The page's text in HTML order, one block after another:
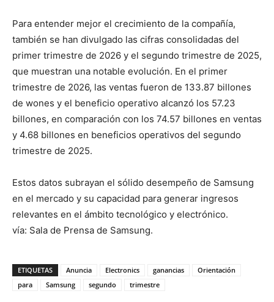
Para entender mejor el crecimiento de la compañía,
también se han divulgado las cifras consolidadas del
primer trimestre de 2026 y el segundo trimestre de 2025,
que muestran una notable evolución. En el primer
trimestre de 2026, las ventas fueron de 133.87 billones
de wones y el beneficio operativo alcanzó los 57.23
billones, en comparación con los 74.57 billones en ventas
y 4.68 billones en beneficios operativos del segundo
trimestre de 2025.
Estos datos subrayan el sólido desempeño de Samsung
en el mercado y su capacidad para generar ingresos
relevantes en el ámbito tecnológico y electrónico.
vía: Sala de Prensa de Samsung.
ETIQUETAS Anuncia Electronics ganancias
Orientación
para
Samsung segundo trimestre